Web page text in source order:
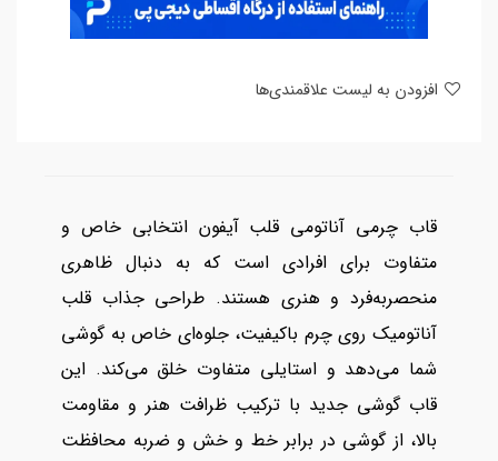
قاب چرمی آناتومی قلب آیفون انتخابی خاص و
متفاوت برای افرادی است که به دنبال ظاهری
منحصربه‌فرد و هنری هستند. طراحی جذاب قلب
آناتومیک روی چرم باکیفیت، جلوه‌ای خاص به گوشی
شما می‌دهد و استایلی متفاوت خلق می‌کند. این
قاب گوشی جدید با ترکیب ظرافت هنر و مقاومت
بالا، از گوشی در برابر خط و خش و ضربه محافظت